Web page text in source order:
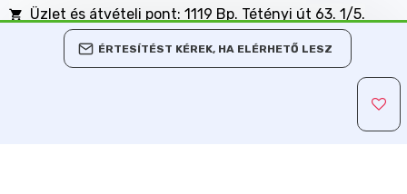
ÉRTESÍTÉST KÉREK, HA ELÉRHETŐ LESZ
Üzlet és átvételi pont: 1119 Bp. Tétényi út 63. 1/5.
BANKKÁRTYÁVAL IS FIZETHET NÁLUNK!
Árukereső.hu